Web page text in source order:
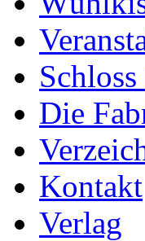
Schloss
Die
Kontakt
Verlag